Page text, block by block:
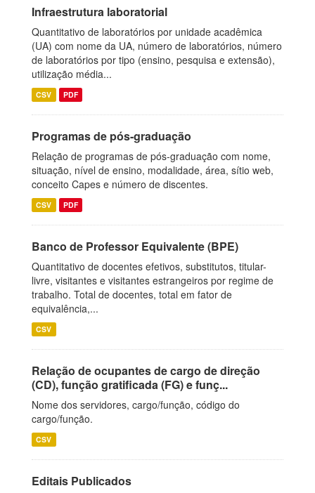
Infraestrutura laboratorial
Quantitativo de laboratórios por unidade acadêmica
(UA) com nome da UA, número de laboratórios, número
de laboratórios por tipo (ensino, pesquisa e extensão),
utilização média...
CSV PDF
Programas de pós-graduação
Relação de programas de pós-graduação com nome,
situação, nível de ensino, modalidade, área, sítio web,
conceito Capes e número de discentes.
CSV PDF
Banco de Professor Equivalente (BPE)
Quantitativo de docentes efetivos, substitutos, titular-
livre, visitantes e visitantes estrangeiros por regime de
trabalho. Total de docentes, total em fator de
equivalência,...
CSV
Relação de ocupantes de cargo de direção
(CD), função gratificada (FG) e funç...
Nome dos servidores, cargo/função, código do
cargo/função.
CSV
Editais Publicados